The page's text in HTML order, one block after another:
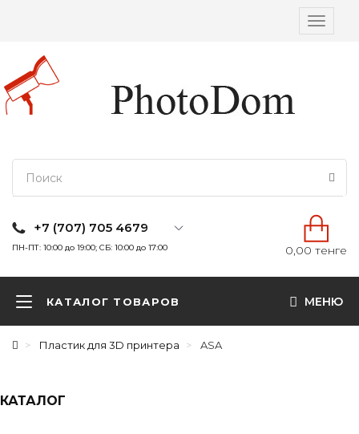
Вкл/
+7 (707) 705 4679
ПН-ПТ: 10:00 до 19:00; СБ: 10:00 до 17:00 0,00 тенге
КАТАЛОГ ТОВАРОВ МЕНЮ
Пластик для 3D принтера ASA
КАТАЛОГ